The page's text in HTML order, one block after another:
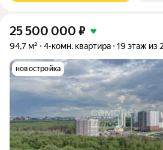
25 500 000 ₽
94,7 м² 4-комн. квартира 19 этаж из
новостройка